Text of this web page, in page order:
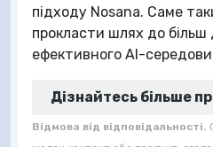
підходу Nosana. Саме
прокласти шлях до більш
ефективного AI-
Дізнайтесь більше
Відмова від відповідальності.